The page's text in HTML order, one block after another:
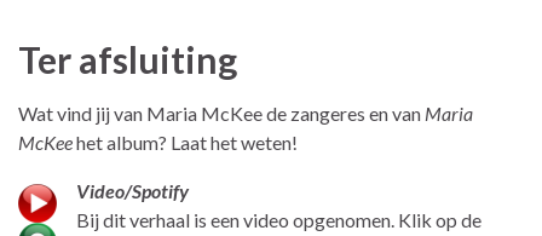
Ter afsluiting
Wat vind jij van Maria McKee de zangeres en van Maria
McKeehet album? Laat het weten!
Video/Spotify
Bij dit verhaal is een video opgenomen. Klik op de